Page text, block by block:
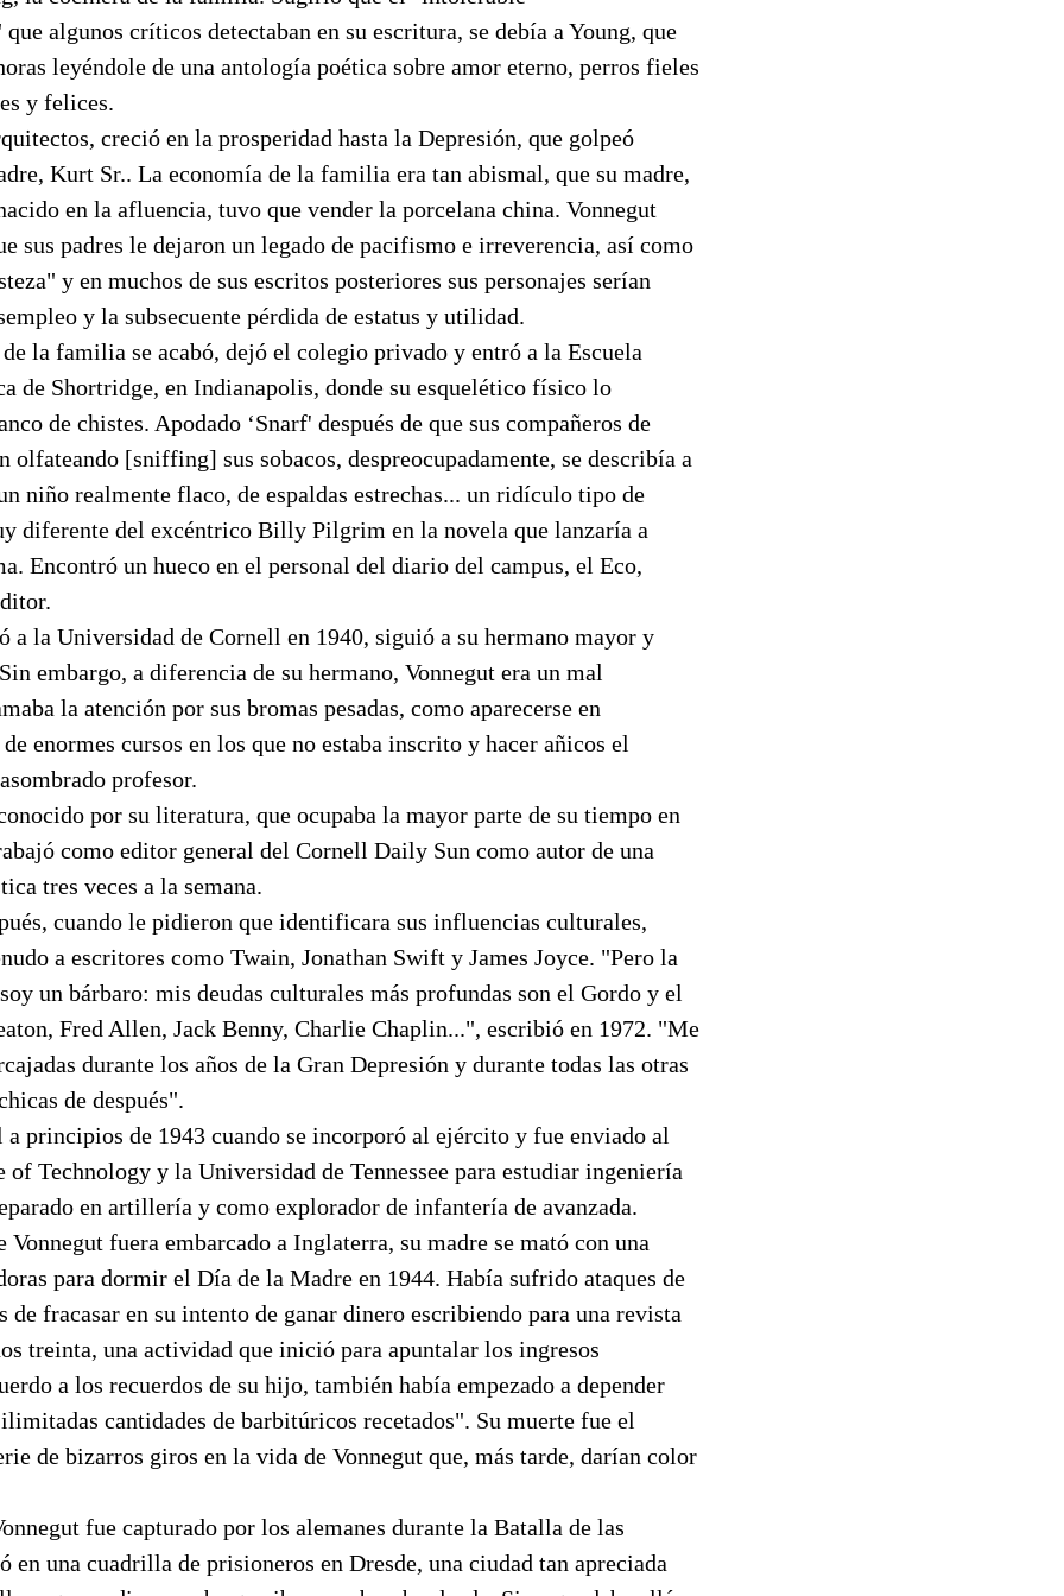
algunos críticos detectaban en su escritura, se debía a Young, que
leyéndole de una antología poética sobre amor eterno, perros fieles
y felices.
creció en la prosperidad hasta la Depresión, que golpeó
Kurt Sr.. La economía de la familia era tan abismal, que su madre,
en la afluencia, tuvo que vender la porcelana china. Vonnegut
sus padres le dejaron un legado de pacifismo e irreverencia, así como
y en muchos de sus escritos posteriores sus personajes serían
y la subsecuente pérdida de estatus y utilidad.
la familia se acabó, dejó el colegio privado y entró a la Escuela
de Shortridge, en Indianapolis, donde su esquelético físico lo
de chistes. Apodado ‘Snarf' después de que sus compañeros de
[sniffing] sus sobacos, despreocupadamente, se describía a
niño realmente flaco, de espaldas estrechas... un ridículo tipo de
diferente del excéntrico Billy Pilgrim en la novela que lanzaría a
Encontró un hueco en el personal del diario del campus, el Eco,
a la Universidad de Cornell en 1940, siguió a su hermano mayor y
embargo, a diferencia de su hermano, Vonnegut era un mal
la atención por sus bromas pesadas, como aparecerse en
enormes cursos en los que no estaba inscrito y hacer añicos el
profesor.
por su literatura, que ocupaba la mayor parte de su tiempo en
como editor general del Cornell Daily Sun como autor de una
tres veces a la semana.
cuando le pidieron que identificara sus influencias culturales,
a escritores como Twain, Jonathan Swift y James Joyce. "Pero la
un bárbaro: mis deudas culturales más profundas son el Gordo y el
Fred Allen, Jack Benny, Charlie Chaplin...", escribió en 1972. "Me
durante los años de la Gran Depresión y durante todas las otras
de después".
a principios de 1943 cuando se incorporó al ejército y fue enviado al
of Technology y la Universidad de Tennessee para estudiar ingeniería
en artillería y como explorador de infantería de avanzada.
Vonnegut fuera embarcado a Inglaterra, su madre se mató con una
para dormir el Día de la Madre en 1944. Había sufrido ataques de
de fracasar en su intento de ganar dinero escribiendo para una revista
treinta, una actividad que inició para apuntalar los ingresos
a los recuerdos de su hijo, también había empezado a depender
cantidades de barbitúricos recetados". Su muerte fue el
de bizarros giros en la vida de Vonnegut que, más tarde, darían color
fue capturado por los alemanes durante la Batalla de las
en una cuadrilla de prisioneros en Dresde, una ciudad tan apreciada